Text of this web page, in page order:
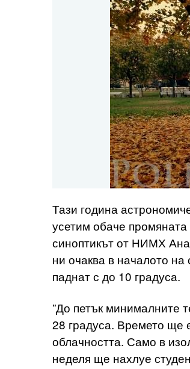
Тази година
усетим обаче
синоптикът от НИМХ
ни очаква в началото
паднат с до 10 градуса.
”До петък минималните
28 градуса. Времето ще
облачността. Само в
неделя ще нахлуе